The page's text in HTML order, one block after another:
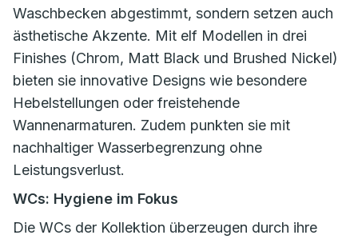
Waschbecken abgestimmt, sondern setzen auch
ästhetische Akzente. Mit elf Modellen in drei
Finishes (Chrom, Matt Black und Brushed Nickel)
bieten sie innovative Designs wie besondere
Hebelstellungen oder freistehende
Wannenarmaturen. Zudem punkten sie mit
nachhaltiger Wasserbegrenzung ohne
Leistungsverlust.
WCs: Hygiene im Fokus
Die WCs der Kollektion überzeugen durch ihre